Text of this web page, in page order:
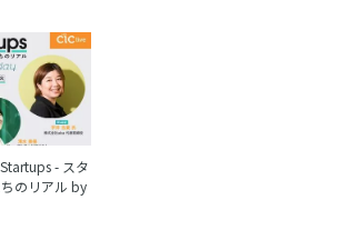
- スタ
のリアル by